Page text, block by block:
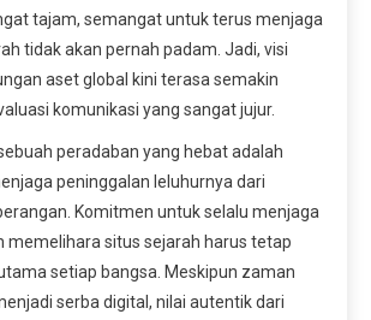
tajam, semangat untuk terus menjaga
tidak akan pernah padam. Jadi, visi
aset global kini terasa semakin
komunikasi yang sangat jujur.
peradaban yang hebat adalah
peninggalan leluhurnya dari
Komitmen untuk selalu menjaga
memelihara situs sejarah harus tetap
setiap bangsa. Meskipun zaman
serba digital, nilai autentik dari